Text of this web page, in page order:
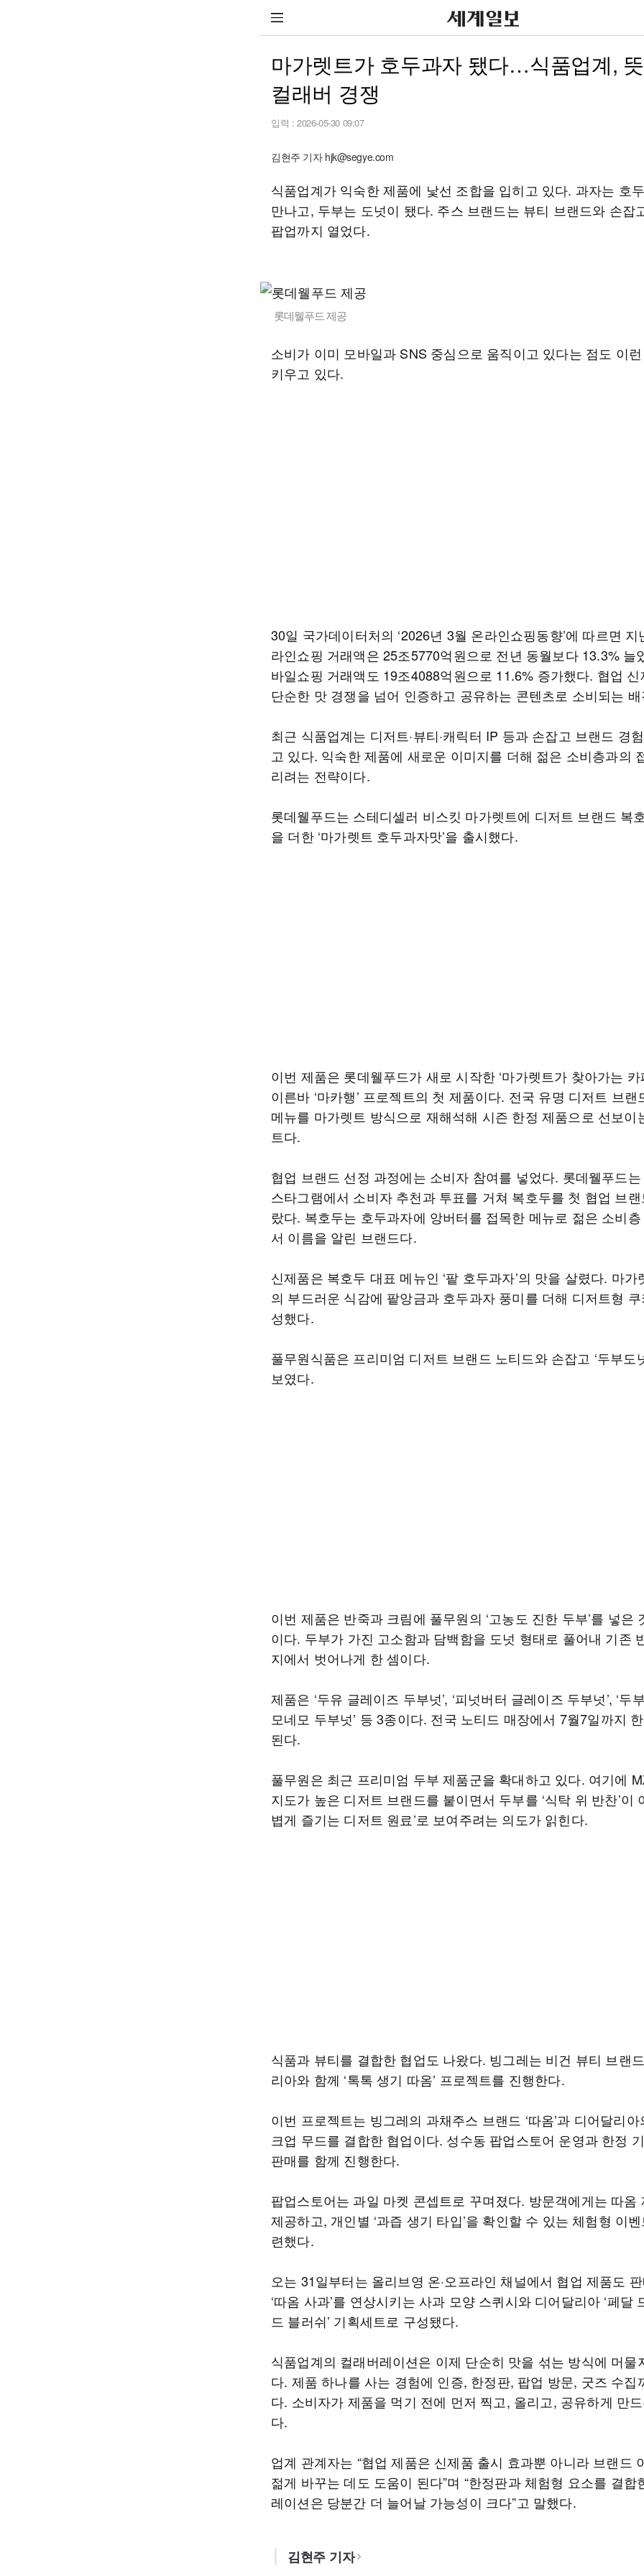
마가렛트가 호두과자 됐다…식품업계,
컬래버 경쟁
입력 : 2026-05-30 09:07
김현주 기자 hjk@segye.com
식품업계가 익숙한 제품에 낯선 조합을 입히고 있다. 과자는 호
만나고, 두부는 도넛이 됐다. 주스 브랜드는 뷰티 브랜드와 손잡
팝업까지 열었다.
롯데웰푸드 제공
소비가 이미 모바일과 SNS 중심으로 움직이고 있다는 점도 이
키우고 있다.
30일 국가데이터처의 ‘2026년 3월 온라인쇼핑동향’에 따르면 지
라인쇼핑 거래액은 25조5770억원으로 전년 동월보다 13.3% 늘
바일쇼핑 거래액도 19조4088억원으로 11.6% 증가했다. 협업 신
단순한 맛 경쟁을 넘어 인증하고 공유하는 콘텐츠로 소비되는
최근 식품업계는 디저트·뷰티·캐릭터 IP 등과 손잡고 브랜드 경
고 있다. 익숙한 제품에 새로운 이미지를 더해 젊은 소비층과의
리려는 전략이다.
롯데웰푸드는 스테디셀러 비스킷 마가렛트에 디저트 브랜드 복
을 더한 ‘마가렛트 호두과자맛’을 출시했다.
이번 제품은 롯데웰푸드가 새로 시작한 ‘마가렛트가 찾아가는 카
이른바 ‘마카행’ 프로젝트의 첫 제품이다. 전국 유명 디저트 브랜
메뉴를 마가렛트 방식으로 재해석해 시즌 한정 제품으로 선보이
트다.
협업 브랜드 선정 과정에는 소비자 참여를 넣었다. 롯데웰푸드
스타그램에서 소비자 추천과 투표를 거쳐 복호두를 첫 협업 브
랐다. 복호두는 호두과자에 앙버터를 접목한 메뉴로 젊은 소비층
서 이름을 알린 브랜드다.
신제품은 복호두 대표 메뉴인 ‘팥 호두과자’의 맛을 살렸다. 마가
의 부드러운 식감에 팥앙금과 호두과자 풍미를 더해 디저트형
성했다.
풀무원식품은 프리미엄 디저트 브랜드 노티드와 손잡고 ‘두부도
보였다.
이번 제품은 반죽과 크림에 풀무원의 ‘고농도 진한 두부’를 넣은
이다. 두부가 가진 고소함과 담백함을 도넛 형태로 풀어내 기존
지에서 벗어나게 한 셈이다.
제품은 ‘두유 글레이즈 두부넛’, ‘피넛버터 글레이즈 두부넛’, ‘두
모네모 두부넛’ 등 3종이다. 전국 노티드 매장에서 7월7일까지
된다.
풀무원은 최근 프리미엄 두부 제품군을 확대하고 있다. 여기에
지도가 높은 디저트 브랜드를 붙이면서 두부를 ‘식탁 위 반찬’이
볍게 즐기는 디저트 원료’로 보여주려는 의도가 읽힌다.
식품과 뷰티를 결합한 협업도 나왔다. 빙그레는 비건 뷰티 브랜
리아와 함께 ‘톡톡 생기 따옴’ 프로젝트를 진행한다.
이번 프로젝트는 빙그레의 과채주스 브랜드 ‘따옴’과 디어달리아
크업 무드를 결합한 협업이다. 성수동 팝업스토어 운영과 한정
판매를 함께 진행한다.
팝업스토어는 과일 마켓 콘셉트로 꾸며졌다. 방문객에게는 따옴
제공하고, 개인별 ‘과즙 생기 타입’을 확인할 수 있는 체험형 이
련했다.
오는 31일부터는 올리브영 온·오프라인 채널에서 협업 제품도
‘따옴 사과’를 연상시키는 사과 모양 스퀴시와 디어달리아 ‘페달
드 블러쉬’ 기획세트로 구성됐다.
식품업계의 컬래버레이션은 이제 단순히 맛을 섞는 방식에 머물
다. 제품 하나를 사는 경험에 인증, 한정판, 팝업 방문, 굿즈 수집
다. 소비자가 제품을 먹기 전에 먼저 찍고, 올리고, 공유하게 만
다.
업계 관계자는 “협업 제품은 신제품 출시 효과뿐 아니라 브랜드
젊게 바꾸는 데도 도움이 된다”며 “한정판과 체험형 요소를 결합
레이션은 당분간 더 늘어날 가능성이 크다”고 말했다.
김현주 기자